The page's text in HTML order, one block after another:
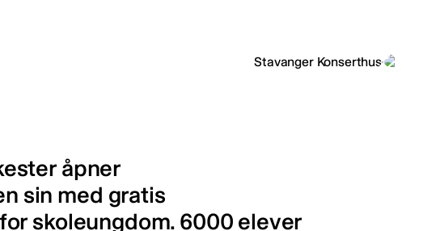
åpner
sin med gratis
skoleungdom. 6000 elever